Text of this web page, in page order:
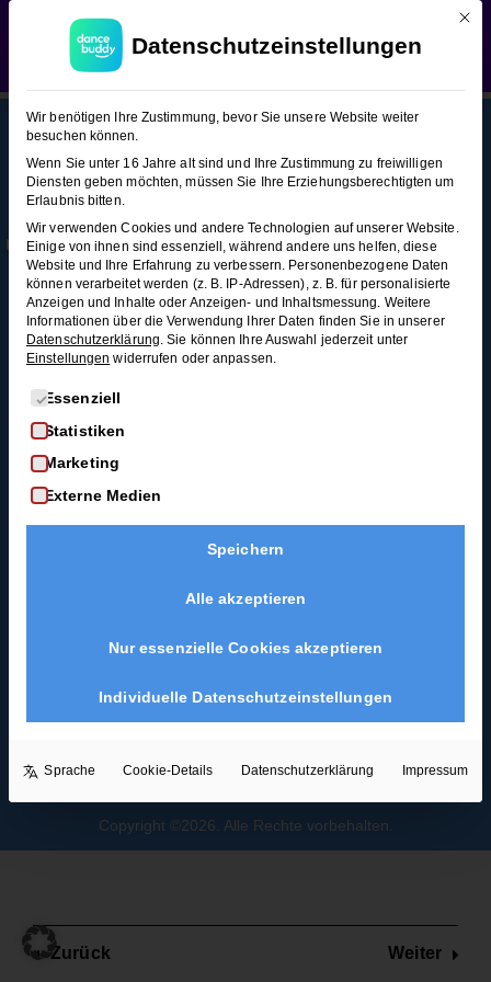
WEDDING SEASON SALE:
Hochzeitstanzkurse!Verwerfen
Boogie Woogie (Figuren-Snacks 2)
Boogie
Woogie
(Figuren-
Snacks
2)
10
American
Spin –
Variationen
4 Minuten
Joch
3
Minuten
Joch
Joch mit
Rücken-
3
Minuten
This content is protected, pleaseloginand
Zurück Weiter
iches
AGB
Datenschutz
Widerrufsrecht
Impressum
Infos
Membership
Kontakt
FAQ
Alle Blogartikel
Schwungvoll
durchstarten: Swing
tanzen für
Anfänger*innen
Guide
Copyright ©2026. Alle Rechte vorbehalten.
Mit
Datenschutzeinstellungen
Wir benötigen Ihre Zustimmung, bevor Sie unsere Website weiter
besuchen können.
Wenn Sie unter 16 Jahre alt sind und Ihre Zustimmung zu freiwilligen
Diensten geben möchten, müssen Sie Ihre Erziehungsberechtigten um
Erlaubnis bitten.
Wir verwenden Cookies und andere Technologien auf unserer Website.
Einige von ihnen sind essenziell, während andere uns helfen, diese
Website und Ihre Erfahrung zu verbessern. Personenbezogene Daten
können verarbeitet werden (z. B. IP-Adressen), z. B. für personalisierte
Anzeigen und Inhalte oder Anzeigen- und Inhaltsmessung. Weitere
Informationen über die Verwendung Ihrer Daten finden Sie in unserer
Datenschutzerklärung. Sie können Ihre Auswahl jederzeit unter
Einstellungen widerrufen oder anpassen.
Es folgt eine Liste der Service-Gruppen, für die eine
Essenziell
Statistiken
Marketing
Externe Medien
Speichern
Alle akzeptieren
Nur essenzielle Cookies akzeptieren
Individuelle Datenschutzeinstellungen
Sprache Cookie-Details Datenschutzerklärung Impressum